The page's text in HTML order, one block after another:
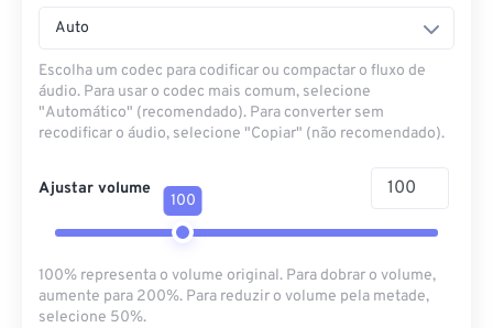
Auto
Escolha um codec para codificar ou compactar o fluxo de
áudio. Para usar o codec mais comum, selecione
"Automático" (recomendado). Para converter sem
recodificar o áudio, selecione "Copiar" (não recomendado).
Ajustar volume
100
100% representa o volume original. Para dobrar o volume,
aumente para 200%. Para reduzir o volume pela metade,
selecione 50%.